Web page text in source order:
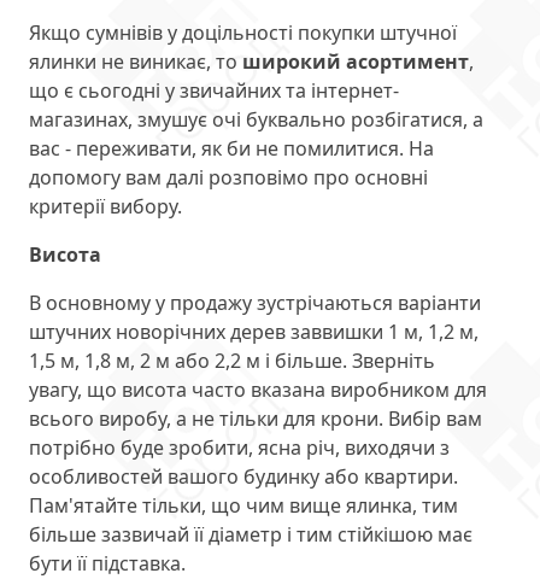
Якщо сумнівів у доцільності покупки штучної
ялинки не виникає, то широкий асортимент,
що є сьогодні у звичайних та інтернет-
магазинах, змушує очі буквально розбігатися, а
вас - переживати, як би не помилитися. На
допомогу вам далі розповімо про основні
критерії вибору.
Висота
В основному у продажу зустрічаються варіанти
штучних новорічних дерев заввишки 1 м, 1,2 м,
1,5 м, 1,8 м, 2 м або 2,2 м і більше. Зверніть
увагу, що висота часто вказана виробником для
всього виробу, а не тільки для крони. Вибір вам
потрібно буде зробити, ясна річ, виходячи з
особливостей вашого будинку або квартири.
Пам'ятайте тільки, що чим вище ялинка, тим
більше зазвичай її діаметр і тим стійкішою має
бути її підставка.